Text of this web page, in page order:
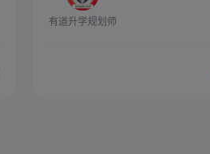
有道升学规划师